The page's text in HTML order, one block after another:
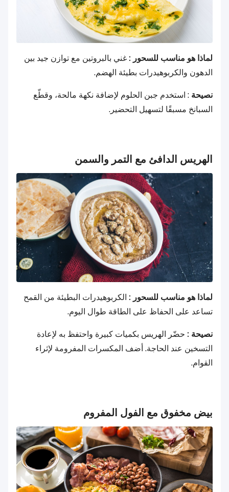
لماذا هو مناسب للسحور : غني بالبروتين مع توازن جيد بين
الدهون والكربوهيدرات بطيئة الهضم.
نصيحة : استخدم جبن الحلوم لإضافة نكهة مالحة، وقطّع
السبانخ مسبقًا لتسهيل التحضير.
الهريس الدافئ مع التمر والسمن
لماذا هو مناسب للسحور : الكربوهيدرات البطيئة من القمح
تساعد على الحفاظ على الطاقة طوال اليوم.
نصيحة : حضّر الهريس بكميات كبيرة واحتفظ به لإعادة
التسخين عند الحاجة. أضف المكسرات المفرومة لإثراء
القوام.
بيض مخفوق مع الفول المفروم